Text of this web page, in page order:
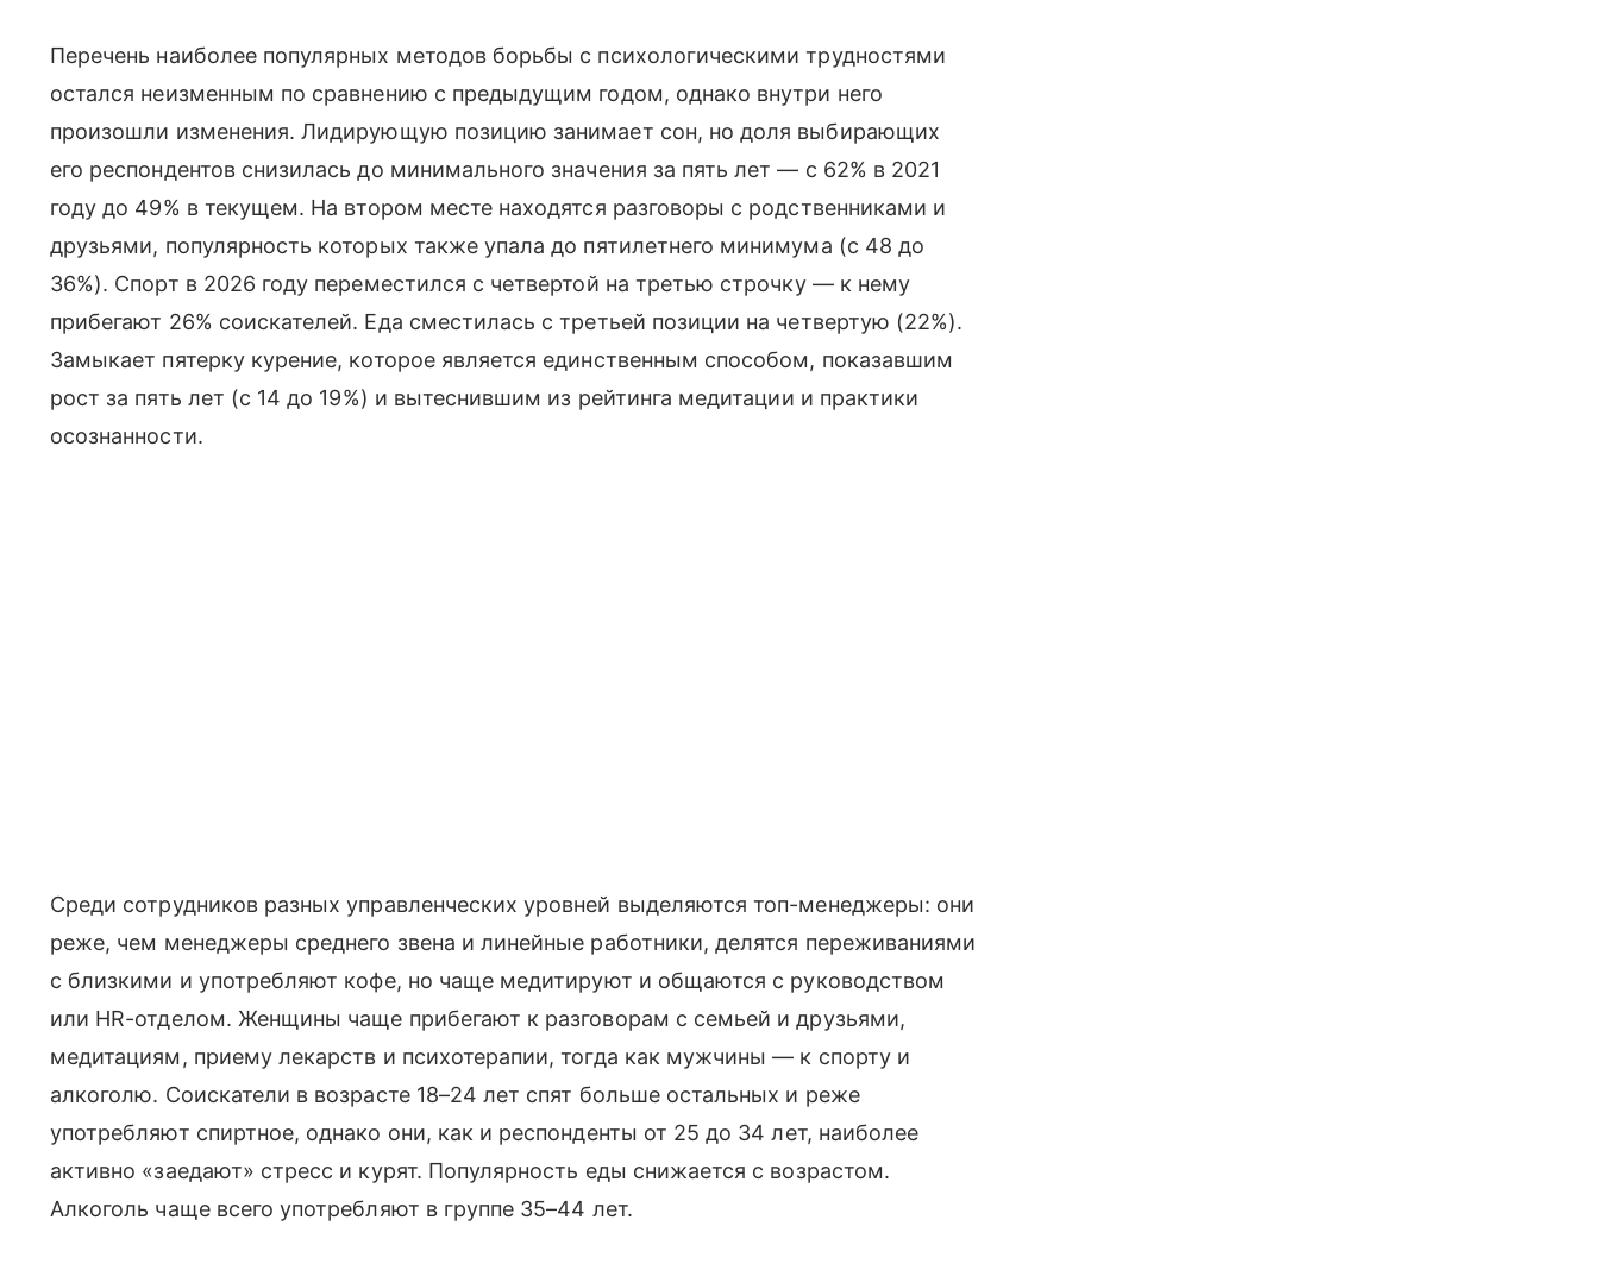
Перечень наиболее популярных методов борьбы с психологическими трудностями
остался неизменным по сравнению с предыдущим годом, однако внутри него
произошли изменения. Лидирующую позицию занимает сон, но доля выбирающих
его респондентов снизилась до минимального значения за пять лет — с 62% в 2021
году до 49% в текущем. На втором месте находятся разговоры с родственниками и
друзьями, популярность которых также упала до пятилетнего минимума (с 48 до
36%). Спорт в 2026 году переместился с четвертой на третью строчку — к нему
прибегают 26% соискателей. Еда сместилась с третьей позиции на четвертую (22%).
Замыкает пятерку курение, которое является единственным способом, показавшим
рост за пять лет (с 14 до 19%) и вытеснившим из рейтинга медитации и практики
осознанности.
Среди сотрудников разных управленческих уровней выделяются топ-менеджеры: они
реже, чем менеджеры среднего звена и линейные работники, делятся переживаниями
с близкими и употребляют кофе, но чаще медитируют и общаются с руководством
или HR-отделом. Женщины чаще прибегают к разговорам с семьей и друзьями,
медитациям, приему лекарств и психотерапии, тогда как мужчины — к спорту и
алкоголю. Соискатели в возрасте 18–24 лет спят больше остальных и реже
употребляют спиртное, однако они, как и респонденты от 25 до 34 лет, наиболее
активно «заедают» стресс и курят. Популярность еды снижается с возрастом.
Алкоголь чаще всего употребляют в группе 35–44 лет.